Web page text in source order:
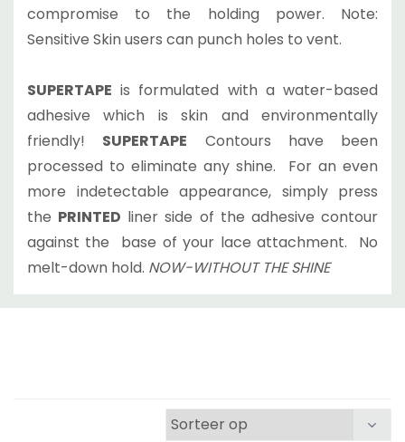
compromise to the holding power. Note:
Sensitive Skin users can punch holes to vent.
SUPERTAPE is formulated with a water-based
adhesive which is skin and environmentally
friendly! SUPERTAPE Contours have been
processed to eliminate any shine. For an even
more indetectable appearance, simply press
the PRINTED liner side of the adhesive contour
against the base of your lace attachment. No
melt-down hold. NOW-WITHOUT THE SHINE